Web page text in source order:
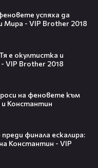
успяха да
Мира - VIP Brother 2018
е окултистка и
VIP Brother 2018
на феновете към
Константин
финала ескалира:
Константин - VIP
във футбола🤩⚽
от „Одисей“ на
логика